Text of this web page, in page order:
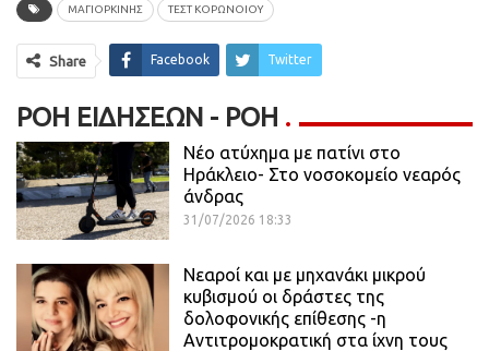
ΜΑΓΙΟΡΚΊΝΗΣ ΤΕΣΤ ΚΟΡΩΝΟΙΟΥ
Share Facebook Twitter
ΡΟΉ ΕΙΔΉΣΕΩΝ - ΡΟΗ
Νέο ατύχημα με πατίνι στο
Ηράκλειο- Στο νοσοκομείο νεαρός
άνδρας
31/07/2026 18:33
Νεαροί και με μηχανάκι μικρού
κυβισμού οι δράστες της
δολοφονικής επίθεσης -η
Αντιτρομοκρατική στα ίχνη τους